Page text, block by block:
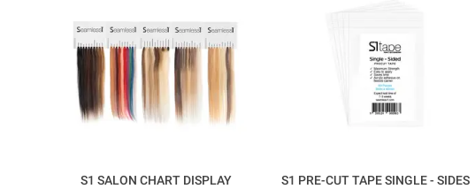
S1 SALON CHART DISPLAY S1 PRE-CUT TAPE SINGLE - SIDES